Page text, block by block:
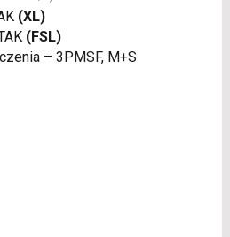
(XL)
(FSL)
– 3PMSF, M+S